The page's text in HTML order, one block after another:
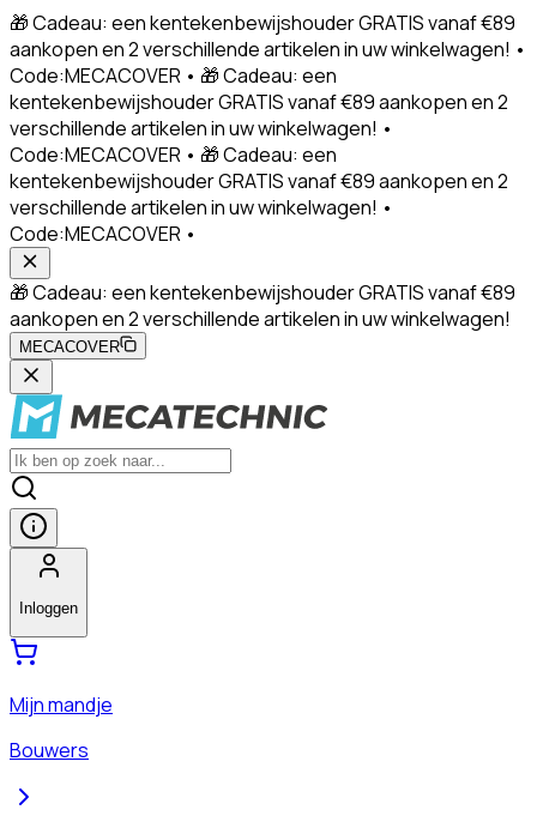
🎁 Cadeau: een kentekenbewijshouder GRATIS vanaf €89
aankopen en 2 verschillende artikelen in uw winkelwagen! •
Code:MECACOVER • 🎁 Cadeau: een
kentekenbewijshouder GRATIS vanaf €89 aankopen en 2
verschillende artikelen in uw winkelwagen! •
Code:MECACOVER • 🎁 Cadeau: een
kentekenbewijshouder GRATIS vanaf €89 aankopen en 2
verschillende artikelen in uw winkelwagen! •
Code:MECACOVER •
🎁 Cadeau: een kentekenbewijshouder GRATIS vanaf €89
aankopen en 2 verschillende artikelen in uw winkelwagen!
MECACOVER
Inloggen
Mijn mandje
Bouwers